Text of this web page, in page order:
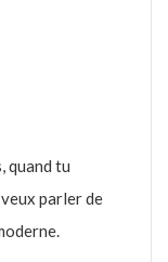
quand tu
parler de